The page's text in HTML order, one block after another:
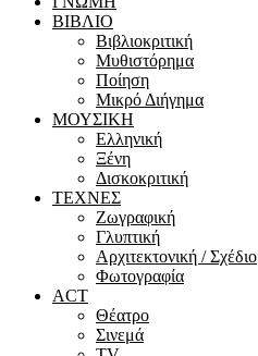
ΒΙΒΛΙΟ
Βιβλιοκριτική
Μυθιστόρημα
Ποίηση
Μικρό Διήγημα
ΜΟΥΣΙΚΗ
Ελληνική
Ξένη
Δισκοκριτική
ΤΕΧΝΕΣ
Ζωγραφική
Γλυπτική
Αρχιτεκτονική / Σχέδιο
Φωτογραφία
ACT
Θέατρο
Σινεμά